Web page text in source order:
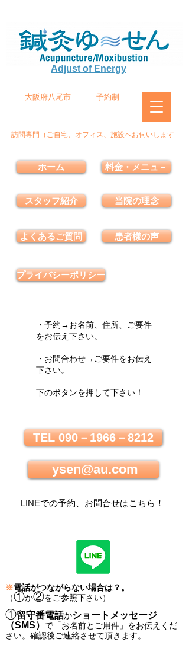
Adjust of Energy
大阪府八尾市 予約制
訪問専門（ご自宅、オフィス、施設へお伺いします
ホーム
スタッフ紹介
よくあるご質問
料金・メニュ－
当院の理念
患者様の声
プライバシーポリシー
・予約→お名前、住所、ご要件
をお伝え下さい。
・お問合わせ→ご要件をお伝え
下さい。
下のボタンを押して下さい！
TEL 090－1966－8212
ysen@au.com
LINEでの予約、お問合せはこちら ！
※電話がつながらない場合は？。
（①か②をご参照下さい）
①留守番電話かショートメッセージ
（SMS） で 「お名前とご用件 」 をお伝えくだ
さい。 確認後ご連絡させて頂きます。